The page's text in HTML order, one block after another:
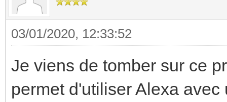
03/01/2020, 12:33:52
Je viens de tomber sur ce
permet d'utiliser Alexa